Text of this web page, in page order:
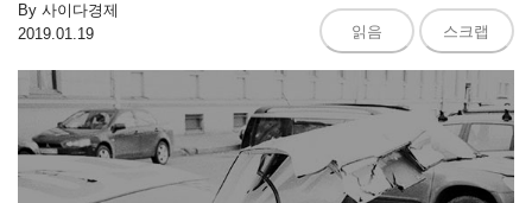
By 사이다경제
2019.01.19
읽음 스크랩